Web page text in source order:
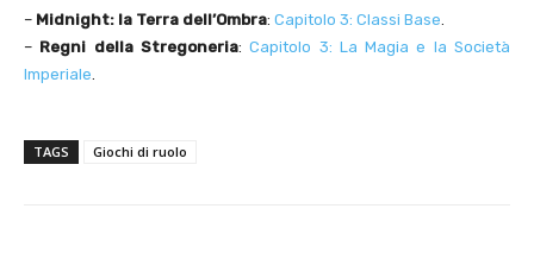
– Midnight: la Terra dell’Ombra: Capitolo 3: Classi Base.
– Regni della Stregoneria:Capitolo 3: La Magia e la Società
Imperiale.
TAGS Giochi di ruolo